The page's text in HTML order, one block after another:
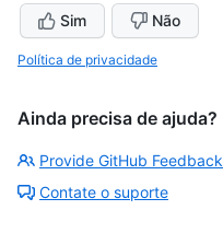
Sim Não
Política de privacidade
Ainda precisa de ajuda?
Provide GitHub Feedback
Contate o suporte